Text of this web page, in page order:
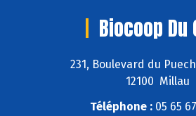
Biocoop Du
231, Boulevard du
12100 Millau
Téléphone : 05 65